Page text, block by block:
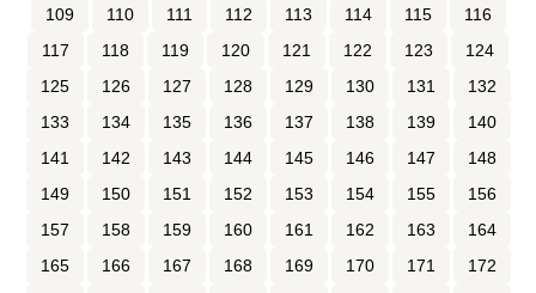
109
110 111 112 113 114 115
116
117
118 119 120 121 122 123
124
125
126 127 128 129 130 131
132
133
134 135 136 137 138 139
140
141
142 143 144 145 146 147
148
149
150 151 152 153 154 155
156
157
158 159 160 161 162 163
164
165
166 167 168 169 170 171
172